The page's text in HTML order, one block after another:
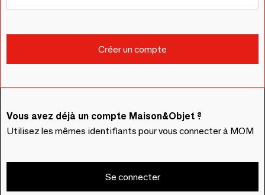
Vous avez déjà un compte Maison&Objet ?
Utilisez les mêmes identifiants pour vous connecter à MOM
Se connecter